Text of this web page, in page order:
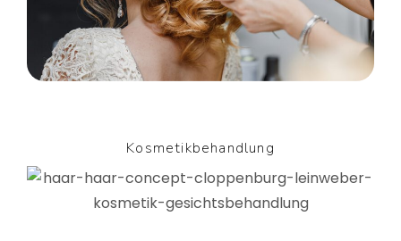
Kosmetikbehandlung